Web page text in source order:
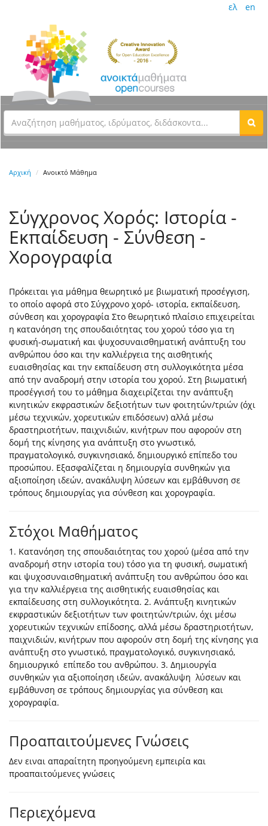
ελ en
Αρχική Ανοικτό Μάθημα
Σύγχρονος Χορός: Ιστορία -
Εκπαίδευση - Σύνθεση -
Χορογραφία
Πρόκειται για μάθημα θεωρητικό με βιωματική προσέγγιση,
το οποίο αφορά στο Σύγχρονο χορό- ιστορία, εκπαίδευση,
σύνθεση και χορογραφία Στο θεωρητικό πλαίσιο επιχειρείται
η κατανόηση της σπουδαιότητας του χορού τόσο για τη
φυσική-σωματική και ψυχοσυναισθηματική ανάπτυξη του
ανθρώπου όσο και την καλλιέργεια της αισθητικής
ευαισθησίας και την εκπαίδευση στη συλλογικότητα μέσα
από την αναδρομή στην ιστορία του χορού. Στη βιωματική
προσέγγισή του το μάθημα διαχειρίζεται την ανάπτυξη
κινητικών εκφραστικών δεξιοτήτων των φοιτητών/τριών (όχι
μέσω τεχνικών, χορευτικών επιδόσεων) αλλά μέσω
δραστηριοτήτων, παιχνιδιών, κινήτρων που αφορούν στη
δομή της κίνησης για ανάπτυξη στο γνωστικό,
πραγματολογικό, συγκινησιακό, δημιουργικό επίπεδο του
προσώπου. Εξασφαλίζεται η δημιουργία συνθηκών για
αξιοποίηση ιδεών, ανακάλυψη λύσεων και εμβάθυνση σε
τρόπους δημιουργίας για σύνθεση και χορογραφία.
Στόχοι Μαθήματος
1. Κατανόηση της σπουδαιότητας του χορού (μέσα από την
αναδρομή στην ιστορία του) τόσο για τη φυσική, σωματική
και ψυχοσυναισθηματική ανάπτυξη του ανθρώπου όσο και
για την καλλιέργεια της αισθητικής ευαισθησίας και
εκπαίδευσης στη συλλογικότητα. 2. Ανάπτυξη κινητικών
εκφραστικών δεξιοτήτων των φοιτητών/τριών, όχι μέσω
χορευτικών τεχνικών επίδοσης, αλλά μέσω δραστηριοτήτων,
παιχνιδιών, κινήτρων που αφορούν στη δομή της κίνησης για
ανάπτυξη στο γνωστικό, πραγματολογικό, συγκινησιακό,
δημιουργικό επίπεδο του ανθρώπου. 3. Δημιουργία
συνθηκών για αξιοποίηση ιδεών, ανακάλυψη λύσεων και
εμβάθυνση σε τρόπους δημιουργίας για σύνθεση και
χορογραφία.
Προαπαιτούμενες Γνώσεις
Δεν ειναι απαραίτητη προηγούμενη εμπειρία και
προαπαιτούμενες γνώσεις
Περιεχόμενα